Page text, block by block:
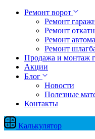
Ремонт ворот
Ремонт
Ремонт
Ремонт
Ремонт
Продажа и монтаж
Акции
Блог
Новости
Полезные
Контакты
Калькулятор